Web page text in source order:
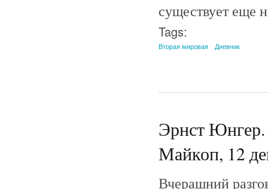
существует еще
Tags:
Вторая мировая Дневник
Эрнст Юнгер.
Майкоп, 12
Вчерашний